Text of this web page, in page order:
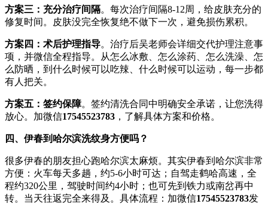
方案三：充分治疗间隔。每次治疗间隔8-12周，给皮肤充分的
修复时间。皮肤没完全恢复绝不做下一次，避免损伤累积。
方案四：术后护理指导。治疗后吴老师会详细交代护理注意事
项，并微信全程指导。从怎么冰敷、怎么涂药、怎么洗澡、怎
么防晒，到什么时候可以吃辣、什么时候可以运动，每一步都
有人把关。
方案五：签约保障。签约清洗合同中明确安全承诺，让您洗得
放心。加微信17545523783 ，了解具体方案和价格。
四、伊春到哈尔滨洗纹身方便吗？
很多伊春的朋友担心跑哈尔滨太麻烦。其实伊春到哈尔滨非常
方便：火车每天多趟，约5-6小时可达；自驾走鹤哈高速，全
程约320公里，驾驶时间约4小时；也可先到铁力或南岔再中
转。当天往返完全来得及。具体流程：加微信17545523783发